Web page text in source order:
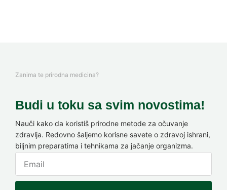
Zanima te prirodna medicina?
Budi u toku sa svim novostima!
Nauči kako da koristiš prirodne metode za očuvanje
zdravlja. Redovno šaljemo korisne savete o zdravoj ishrani,
biljnim preparatima i tehnikama za jačanje organizma.